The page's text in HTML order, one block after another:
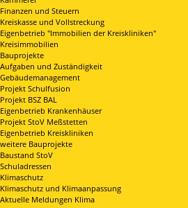
Finanzen und Steuern
Kreiskasse und Vollstreckung
Eigenbetrieb "Immobilien der Kreiskliniken"
Kreisimmobilien
Bauprojekte
Aufgaben und Zuständigkeit
Gebäudemanagement
Projekt Schulfusion
Projekt BSZ BAL
Eigenbetrieb Krankenhäuser
Projekt StoV Meßstetten
Eigenbetrieb Kreiskliniken
weitere Bauprojekte
Baustand StoV
Schuladressen
Klimaschutz
Klimaschutz und Klimaanpassung
Aktuelle Meldungen Klima